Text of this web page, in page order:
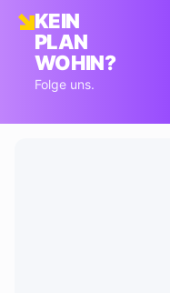
KEIN
PLAN
WOHIN?
Folge uns.